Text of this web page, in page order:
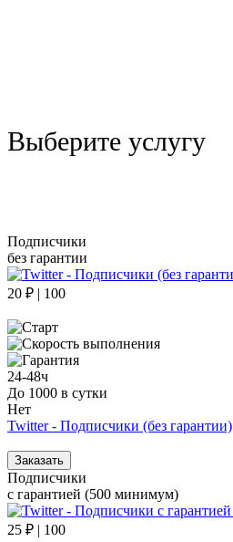
Выберите услугу
Подписчики
без гарантии
20 ₽ | 100
24-48ч
До 1000 в сутки
Нет
Twitter - Подписчики (без гарантии)
Заказать
Подписчики
с гарантией (500 минимум)
25 ₽ | 100